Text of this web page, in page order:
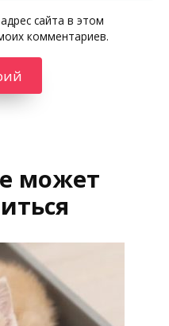
сайта в этом
комментариев.
может